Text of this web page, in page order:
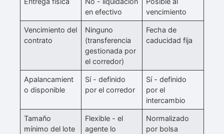
en efectivo
vencimiento
Vencimiento del
contrato
Ninguno
(transferencia
gestionada por
el corredor)
Fecha de
caducidad fija
Apalancamient
o disponible
Sí - definido
por el corredor
Sí - definido
por el
intercambio
Tamaño
mínimo del lote
Flexible - el
agente lo
Normalizado
por bolsa